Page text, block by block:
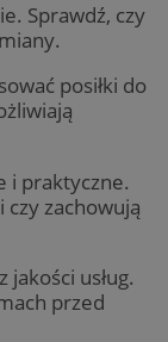
Sprawdź, czy
posiłki do
i praktyczne.
czy zachowują
usług.
przed